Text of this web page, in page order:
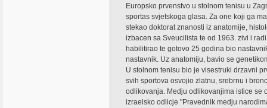
Europsko prvenstvo u stolnom tenisu u
sportas svjetskoga glasa. Za one koji ga
stekao doktorat znanosti iz anatomije,
izbacen sa Sveucilista te od 1963. zivi i
habilitirao te gotovo 25 godina bio
nastavnik. Uz anatomiju, bavio se
U stolnom tenisu bio je visestruki drzavni
svih sportova osvojio zlatnu, srebrnu i
odlikovanja. Medju odlikovanjima istice se
izraelsko odlicje "Pravednik medju